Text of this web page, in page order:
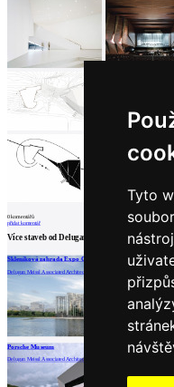
Tyto
0komentářů
přidat komentář
Více staveb odDelugan Meissl Associated
Skleníková zahrada Expo Cultural Park
Delugan Meissl Associated Architects | Šanghaj
Dům F
Porsche Museum
Delugan Meissl Associated Architects | Stuttgart